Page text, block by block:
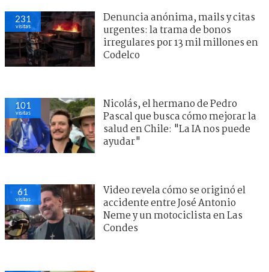
231
visitas
Denuncia anónima, mails y citas
urgentes: la trama de bonos
irregulares por 13 mil millones en
Codelco
101
visitas
Nicolás, el hermano de Pedro
Pascal que busca cómo mejorar la
salud en Chile: "La IA nos puede
ayudar"
61
visitas
Video revela cómo se originó el
accidente entre José Antonio
Neme y un motociclista en Las
Condes